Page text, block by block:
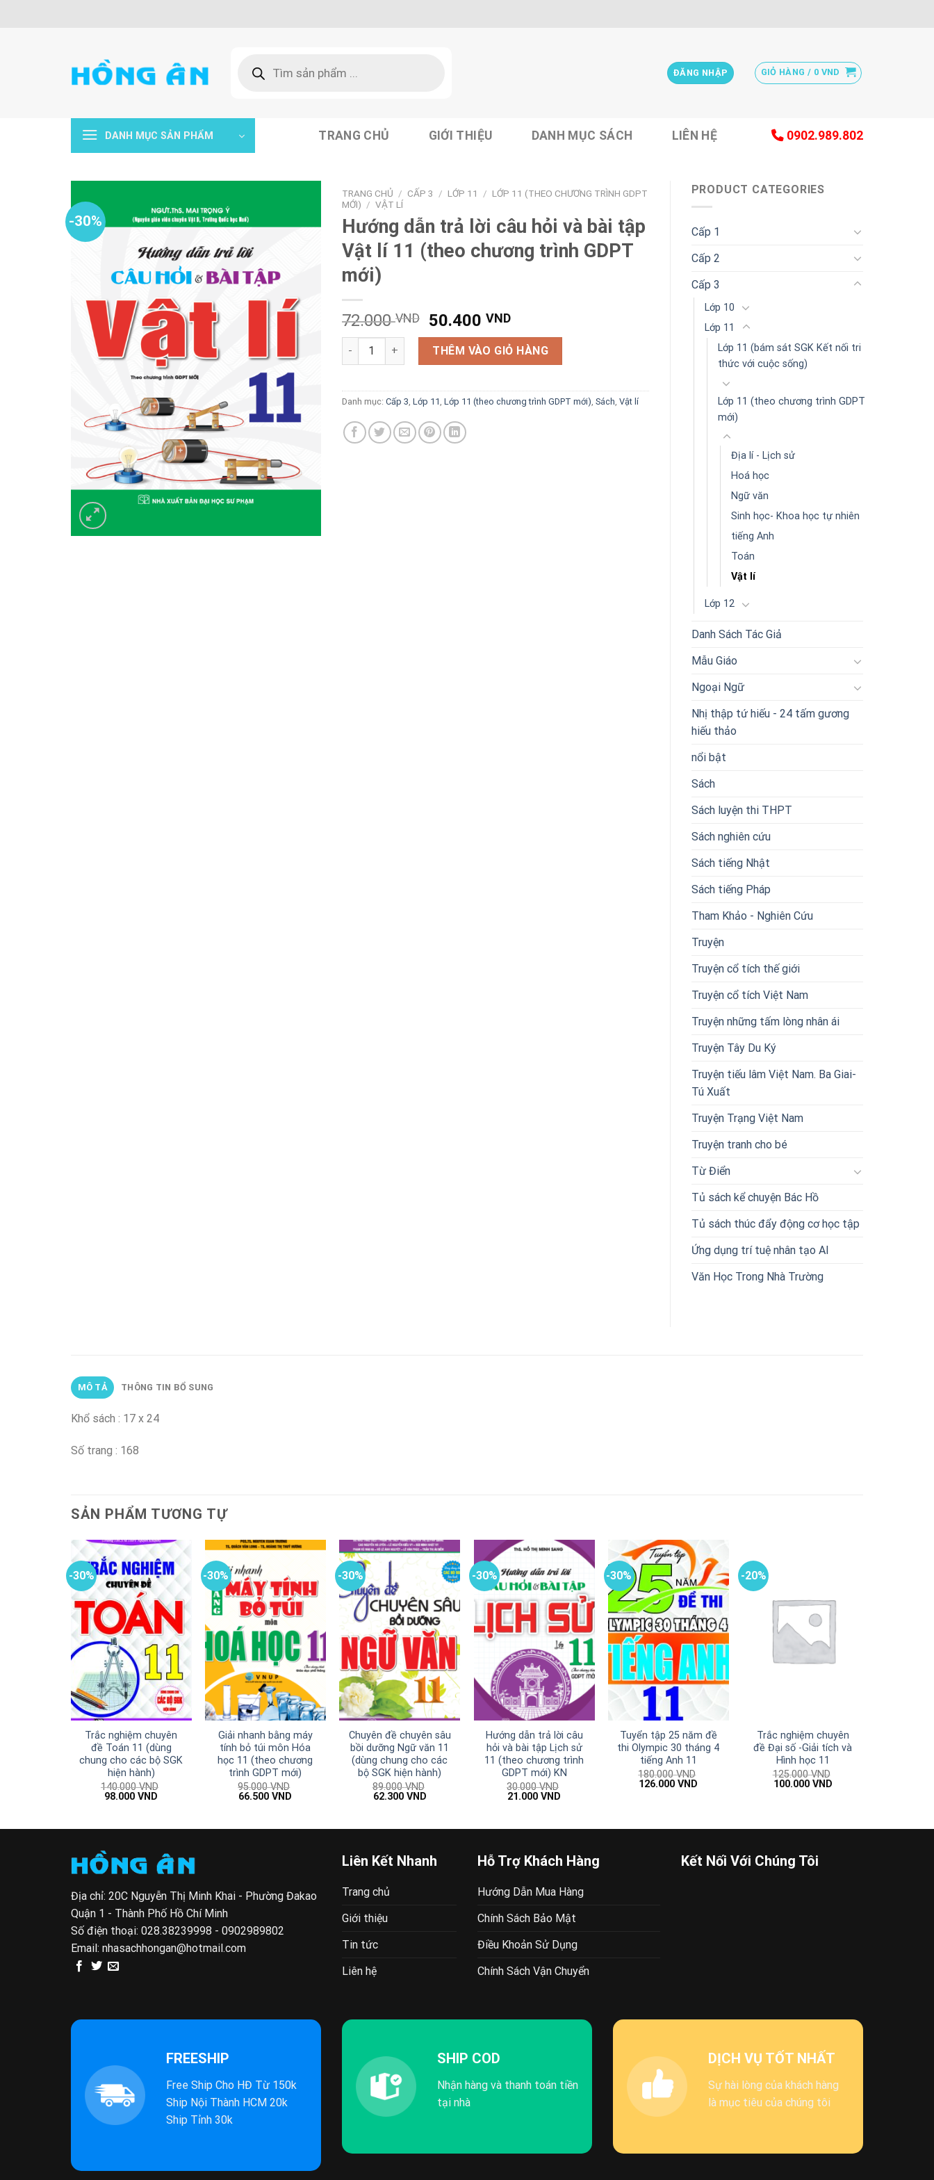
kiếm
ĐĂNG NHẬP GIỎ HÀNG / 0 VND
DANH MỤC SẢN PHẨM TRANG CHỦ GIỚI THIỆU DANH MỤC SÁCH LIÊN HỆ 0902.989.802
-30%
TRANG CHỦ / CẤP 3 / LỚP 11 / LỚP 11 (THEO CHƯƠNG TRÌNH GDPT
MỚI) / VẬT LÍ
Hướng dẫn trả lời câu hỏi và bài tập
Vật lí 11 (theo chương trình GDPT
mới)
72.000VND
Giá
gốc
là:
72.000 VND.
50.400VNDGiá
hiện
tại
là:
50.400 VND.
Hướng dẫn trả lời câu hỏi và bài tập Vật lí 11 (theo chương trình GDPT mới) số lượng
THÊM VÀO GIỎ HÀNG
Danh mục: Cấp 3 Lớp 11 Lớp 11 (theo chương trình GDPT mới) Sách Vật lí
PRODUCT CATEGORIES
Cấp 1
Cấp 2
Cấp 3
Lớp 10
Lớp 11
Lớp 11 (bám sát SGK Kết nối tri
thức với cuộc sống)
Lớp 11 (theo chương trình GDPT
mới)
Địa lí - Lịch sử
Hoá học
Ngữ văn
Sinh học- Khoa học tự nhiên
tiếng Anh
Toán
Vật lí
Lớp 12
Danh Sách Tác Giả
Mẫu Giáo
Ngoại Ngữ
Nhị thập tứ hiếu - 24 tấm gương
hiếu thảo
nổi bật
Sách
Sách luyện thi THPT
Sách nghiên cứu
Sách tiếng Nhật
Sách tiếng Pháp
Tham Khảo - Nghiên Cứu
Truyện
Truyện cổ tích thế giới
Truyện cổ tích Việt Nam
Truyện những tấm lòng nhân ái
Truyện Tây Du Ký
Truyện tiếu lâm Việt Nam. Ba Giai-
Tú Xuất
Truyện Trạng Việt Nam
Truyện tranh cho bé
Từ Điển
Tủ sách kể chuyện Bác Hồ
Tủ sách thúc đẩy động cơ học tập
Ứng dụng trí tuệ nhân tạo AI
Văn Học Trong Nhà Trường
MÔ TẢ THÔNG TIN BỔ SUNG
Khổ sách : 17 x 24
Số trang : 168
SẢN PHẨM TƯƠNG TỰ
-30%
Trắc nghiệm chuyên
đề Toán 11 (dùng
chung cho các bộ SGK
hiện hành)
140.000VND
Giá
98.000VND
-30%
Giải nhanh bằng máy
tính bỏ túi môn Hóa
học 11 (theo chương
trình GDPT mới)
95.000VND
Giá
66.500VND
-30%
Chuyên đề chuyên sâu
bồi dưỡng Ngữ văn 11
(dùng chung cho các
bộ SGK hiện hành)
89.000VND
Giá
62.300 VNDGiá
-30%
Hướng dẫn trả lời câu
hỏi và bài tập Lịch sử
11 (theo chương trình
GDPT mới) KN
30.000VND
Giá
21.000VND
-30%
Tuyển tập 25 năm đề
thi Olympic 30 tháng 4
tiếng Anh 11
180.000VND
Giá
126.000VND
-20%
Trắc nghiệm chuyên
đề Đại số -Giải tích và
Hình học 11
125.000VND
Giá
100.000 VNDGiá
Địa chỉ: 20C Nguyễn Thị Minh Khai - Phường Đakao
Quận 1 - Thành Phố Hồ Chí Minh
Số điện thoại: 028.38239998 - 0902989802
Email: nhasachhongan@hotmail.com
Liên Kết Nhanh
Trang chủ
Giới thiệu
Tin tức
Liên hệ
Hỗ Trợ Khách Hàng
Hướng Dẫn Mua Hàng
Chính Sách Bảo Mật
Điều Khoản Sử Dụng
Chính Sách Vận Chuyển
Kết Nối Với Chúng Tôi
FREESHIP
Free Ship Cho HĐ Từ 150k
Ship Nội Thành HCM 20k
Ship Tỉnh 30k
SHIP COD
Nhận hàng và thanh toán tiền
tại nhà
DỊCH VỤ TỐT NHẤT
Sự hài lòng của khách hàng
là mục tiêu của chúng tôi